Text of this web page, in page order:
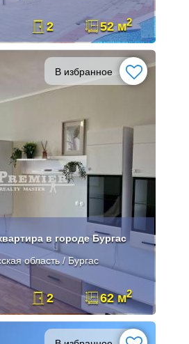
2 52 м2
В избранное
в городе Бургас
область / Бургас
2 62 м2